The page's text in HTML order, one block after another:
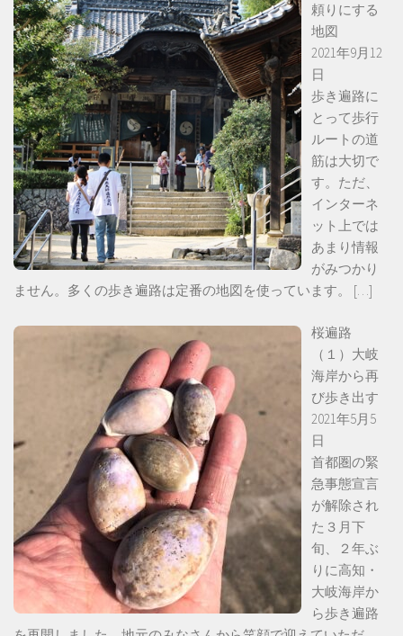
頼りにする
地図
2021年9月12
日
歩き遍路に
とって歩行
ルートの道
筋は大切で
す。ただ、
インターネ
ット上では
あまり情報
がみつかり
ません。多くの歩き遍路は定番の地図を使っています。
[…]
桜遍路
（１）大岐
海岸から再
び歩き出す
2021年5月5
日
首都圏の緊
急事態宣言
が解除され
た３月下
旬、２年ぶ
りに高知・
大岐海岸か
ら歩き遍路